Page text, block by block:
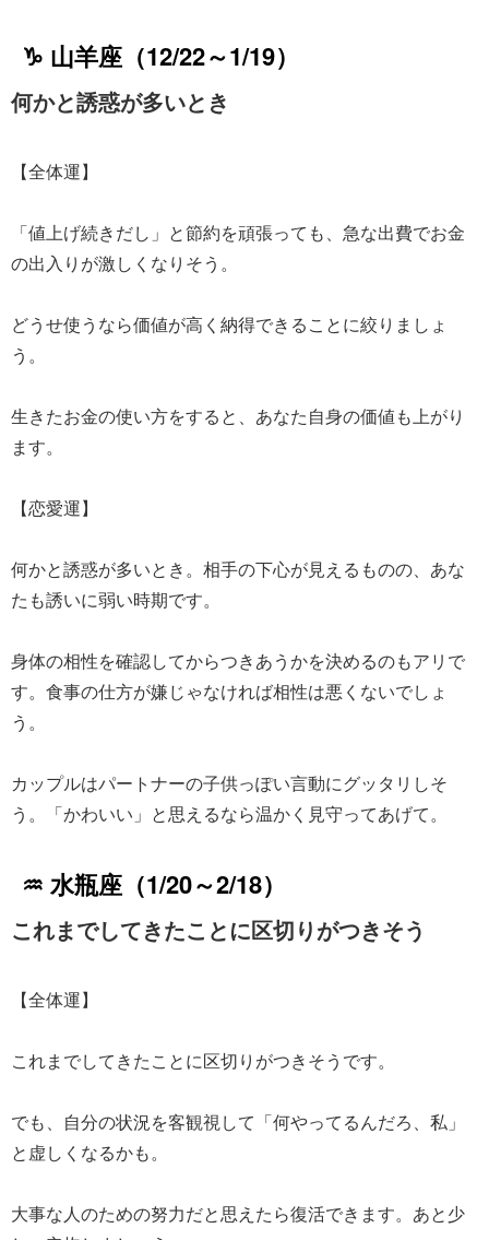
♑ 山羊座（12/22～1/19）
何かと誘惑が多いとき
【全体運】
「値上げ続きだし」と節約を頑張っても、急な出費でお金
の出入りが激しくなりそう。
どうせ使うなら価値が高く納得できることに絞りましょ
う。
生きたお金の使い方をすると、あなた自身の価値も上がり
ます。
【恋愛運】
何かと誘惑が多いとき。相手の下心が見えるものの、あな
たも誘いに弱い時期です。
身体の相性を確認してからつきあうかを決めるのもアリで
す。食事の仕方が嫌じゃなければ相性は悪くないでしょ
う。
カップルはパートナーの子供っぽい言動にグッタリしそ
う。「かわいい」と思えるなら温かく見守ってあげて。
♒ 水瓶座（1/20～2/18）
これまでしてきたことに区切りがつきそう
【全体運】
これまでしてきたことに区切りがつきそうです。
でも、自分の状況を客観視して「何やってるんだろ、私」
と虚しくなるかも。
大事な人のための努力だと思えたら復活できます。あと少